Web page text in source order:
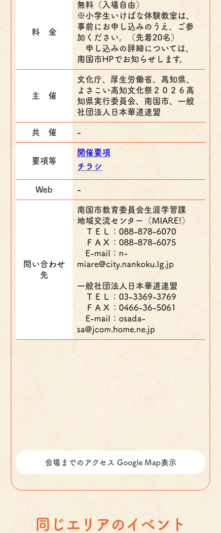
料 金
無料（入場自由）
※小学生いけばな体験教室は、
事前にお申し込みのうえ、ご参
加ください。（先着20名）
申し込みの詳細については、
南国市HPでお知らせします。
主 催
文化庁、厚生労働省、高知県、
よさこい高知文化祭２０２６高
知県実行委員会、南国市、一般
社団法人日本華道連盟
共 催 -
要項等
開催要項
チラシ
Web -
問い合わせ
先
南国市教育委員会生涯学習課
地域交流センター（MIARE!）
ＴＥＬ：088-878-6070
ＦＡＸ：088-878-6075
E-mail：n-
miare@city.nankoku.lg.jp
一般社団法人日本華道連盟
ＴＥＬ：03-3369-3769
ＦＡＸ：0466-36-5061
E-mail：osada-
sa@jcom.home.ne.jp
会場までのアクセス Google Map表示
同じエリアのイベント